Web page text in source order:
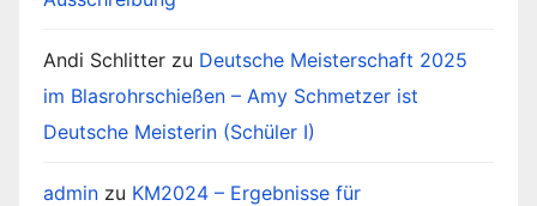
Andi Schlitter zu Deutsche Meisterschaft 2025
im Blasrohrschießen – Amy Schmetzer ist
Deutsche Meisterin (Schüler I)
admin zu KM2024 – Ergebnisse für